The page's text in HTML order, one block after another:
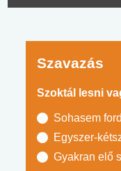
Szavazás
Szoktál lesni
Sohasem
Egyszer-
Gyakran elő